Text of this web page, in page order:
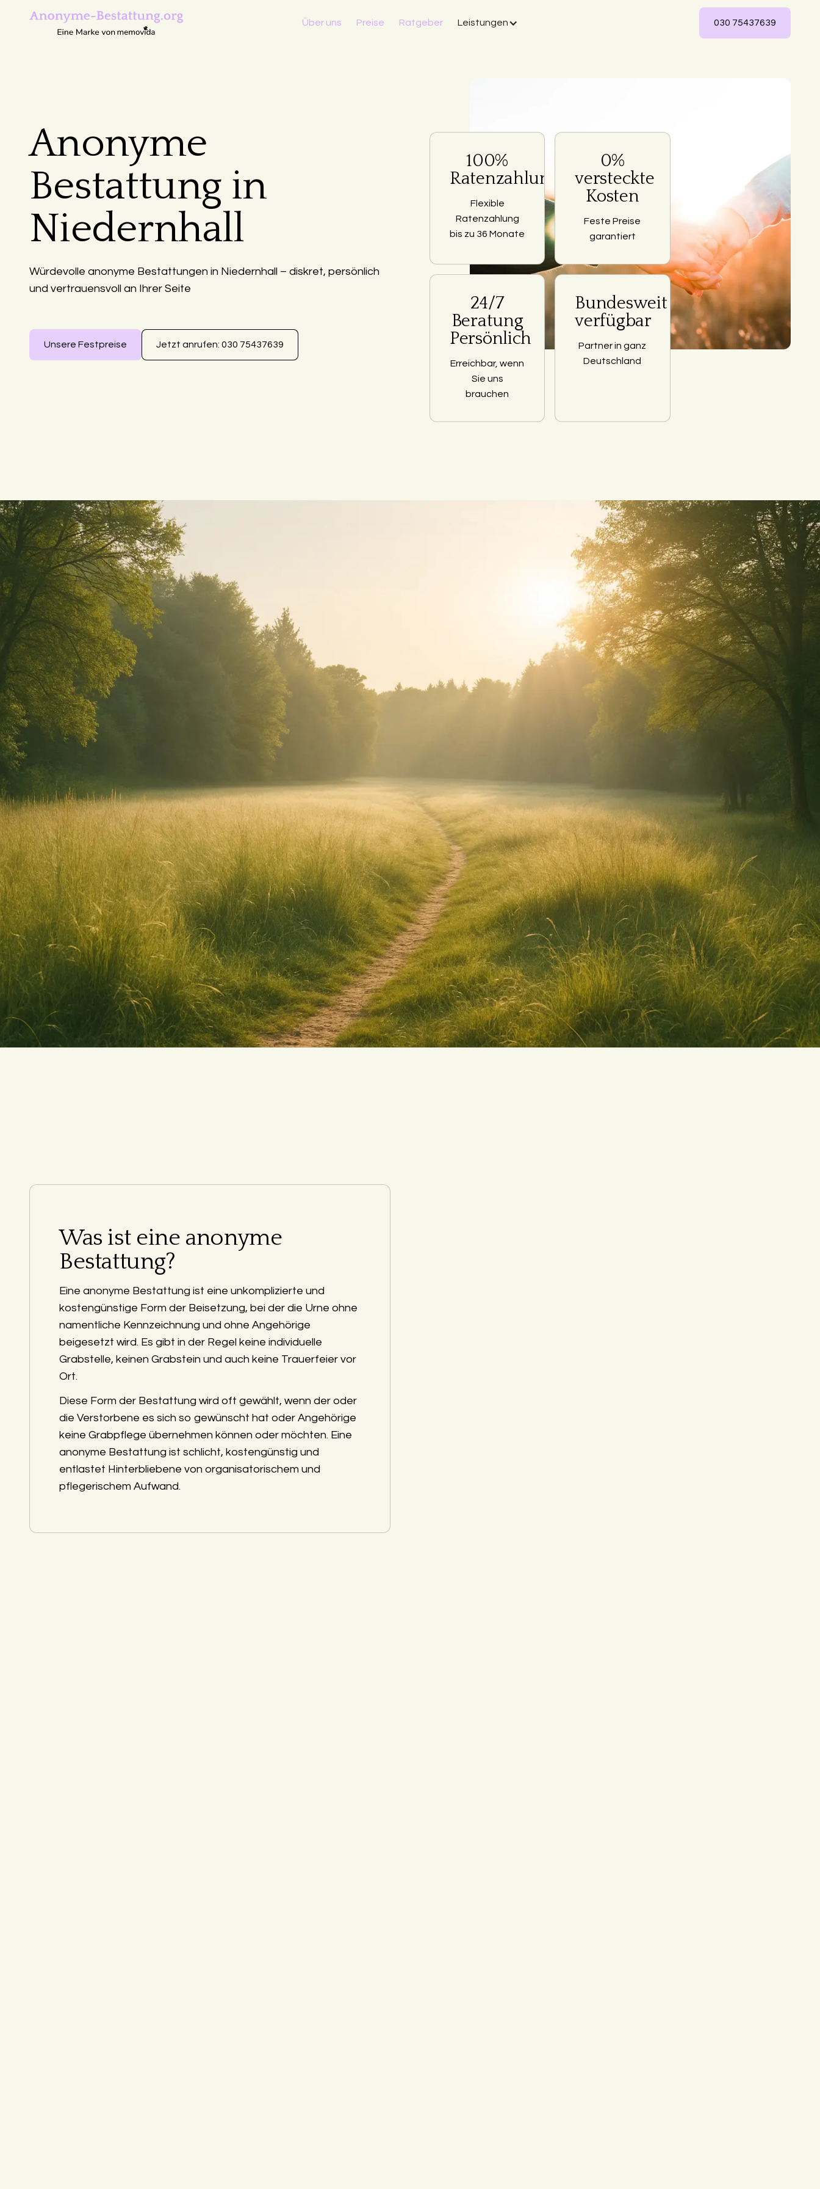
Über uns Preise Ratgeber Leistungen 030 75437639
Anonyme
Bestattung in
Niedernhall
Würdevolle anonyme Bestattungen in Niedernhall – diskret, persönlich
und vertrauensvoll an Ihrer Seite
Unsere Festpreise Jetzt anrufen: 030 75437639
100%
Ratenzahlung
Flexible
Ratenzahlung
bis zu 36 Monate
0%
versteckte
Kosten
Feste Preise
garantiert
24/7
Beratung
Persönlich
Erreichbar, wenn
Sie uns
brauchen
Bundesweit
verfügbar
Partner in ganz
Deutschland
Was ist eine anonyme
Bestattung?
Eine anonyme Bestattung ist eine unkomplizierte und
kostengünstige Form der Beisetzung, bei der die Urne ohne
namentliche Kennzeichnung und ohne Angehörige
beigesetzt wird. Es gibt in der Regel keine individuelle
Grabstelle, keinen Grabstein und auch keine Trauerfeier vor
Ort.
Diese Form der Bestattung wird oft gewählt, wenn der oder
die Verstorbene es sich so gewünscht hat oder Angehörige
keine Grabpflege übernehmen können oder möchten. Eine
anonyme Bestattung ist schlicht, kostengünstig und
entlastet Hinterbliebene von organisatorischem und
pflegerischem Aufwand.